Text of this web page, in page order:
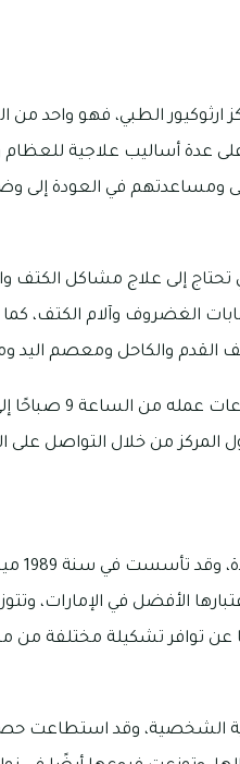
الطبي، فهو واحد من
عدة أساليب علاجية
ومساعدتهم في العودة إلى
تحتاج إلى علاج مشاكل الكتف
الغضروف وآلام الكتف،
القدم والكاحل ومعصم اليد
خلال التواصل على الرقم: 8812
تشتهر
الأفضل في الإمارات،
عن توافر تشكيلة مختلفة من
الشخصية، وقد استطاعت